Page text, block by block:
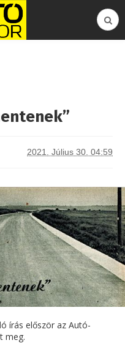
2021. Július 30. 04:59
írás először az Autó-
meg.